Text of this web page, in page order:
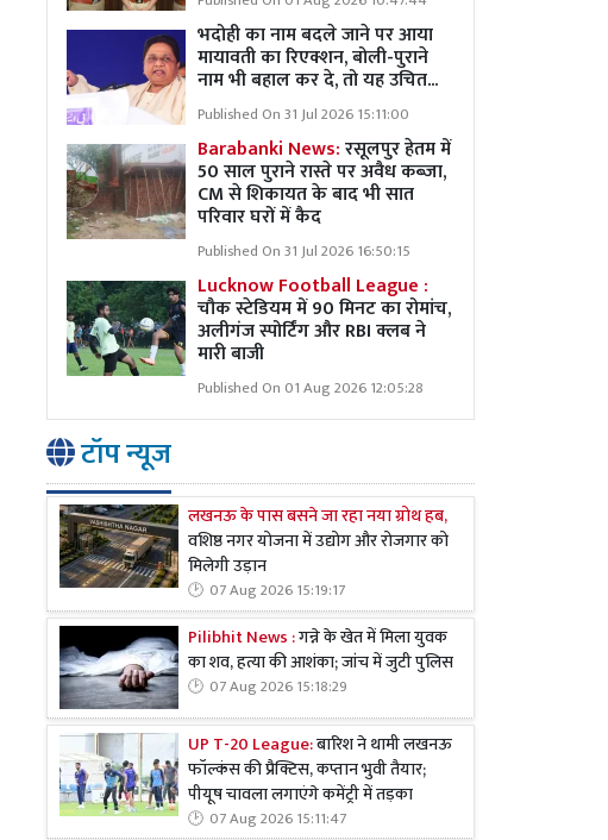
भदोही का नाम बदले जाने पर आया
मायावती का रिएक्शन, बोली-पुराने
नाम भी बहाल कर दे, तो यह उचित...
Published On 31 Jul 2026 15:11:00
Barabanki News:रसूलपुर हेतम में
50 साल पुराने रास्ते पर अवैध कब्ज़ा,
CM से शिकायत के बाद भी सात
परिवार घरों में कैद
Published On 31 Jul 2026 16:50:15
Lucknow Football League :
चौक स्टेडियम में 90 मिनट का रोमांच,
अलीगंज स्पोर्टिंग और RBI क्लब ने
मारी बाजी
Published On 01 Aug 2026 12:05:28
टॉप न्यूज
लखनऊ के पास बसने जा रहा नया ग्रोथ हब,
वशिष्ठ नगर योजना में उद्योग और रोजगार को
मिलेगी उड़ान
07 Aug 2026 15:19:17
Pilibhit News :गन्ने के खेत में मिला युवक
का शव, हत्या की आशंका; जांच में जुटी पुलिस
07 Aug 2026 15:18:29
UP T-20 League:बारिश ने थामी लखनऊ
फॉल्कंस की प्रैक्टिस, कप्तान भुवी तैयार;
पीयूष चावला लगाएंगे कमेंट्री में तड़का
07 Aug 2026 15:11:47